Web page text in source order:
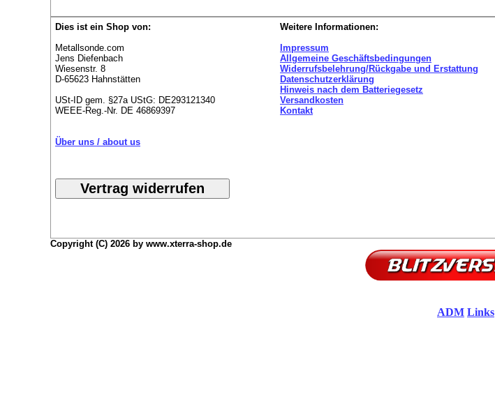
Dies ist ein Shop von:
Metallsonde.com
Jens Diefenbach
Wiesenstr. 8
D-65623 Hahnstätten
USt-ID gem. §27a UStG: DE293121340
WEEE-Reg.-Nr. DE 46869397
Über uns / about us
Weitere Informationen:
Impressum
Allgemeine Geschäftsbedingungen
Widerrufsbelehrung/Rückgabe und Erstattung
Datenschutzerklärung
Hinweis nach dem Batteriegesetz
Versandkosten
Kontakt
Copyright (C) 2026 by www.xterra-shop.de
ADM Links